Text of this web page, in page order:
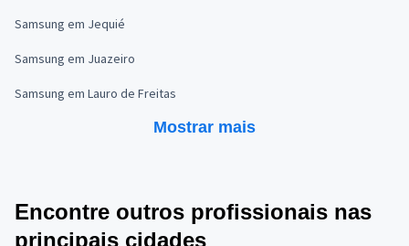
Samsung em Jequié
Samsung em Juazeiro
Samsung em Lauro de Freitas
Mostrar mais
Encontre outros profissionais nas
principais cidades